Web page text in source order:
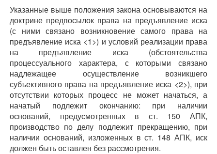
Указанные выше положения закона основываются на
доктрине предпосылок права на предъявление иска
(с ними связано возникновение самого права на
предъявление иска <1>) и условий реализации права
на предъявление иска (обстоятельства
процессуального характера, с которыми связано
надлежащее осуществление возникшего
субъективного права на предъявление иска <2>), при
отсутствии которых процесс не может начаться, а
начатый подлежит окончанию: при наличии
оснований, предусмотренных в ст. 150 АПК,
производство по делу подлежит прекращению, при
наличии оснований, изложенных в ст. 148 АПК, иск
должен быть оставлен без рассмотрения.